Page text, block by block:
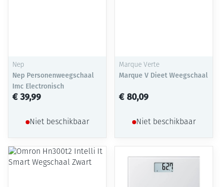
Nep
Nep Personenweegschaal
Imc Electronisch
€ 39,99
Niet beschikbaar
Marque Verte
Marque V Dieet Weegschaal
€ 80,09
Niet beschikbaar